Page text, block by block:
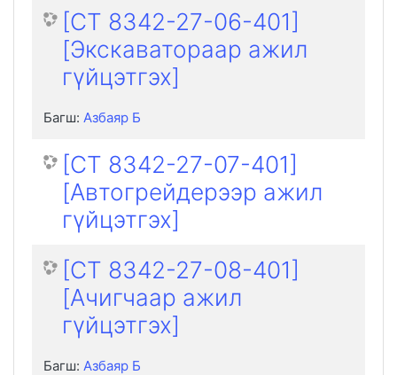
[CT 8342-27-06-401]
[Экскаватораар ажил
гүйцэтгэх]
Багш: Азбаяр Б
[CT 8342-27-07-401]
[Автогрейдерээр ажил
гүйцэтгэх]
[CT 8342-27-08-401]
[Ачигчаар ажил
гүйцэтгэх]
Багш: Азбаяр Б